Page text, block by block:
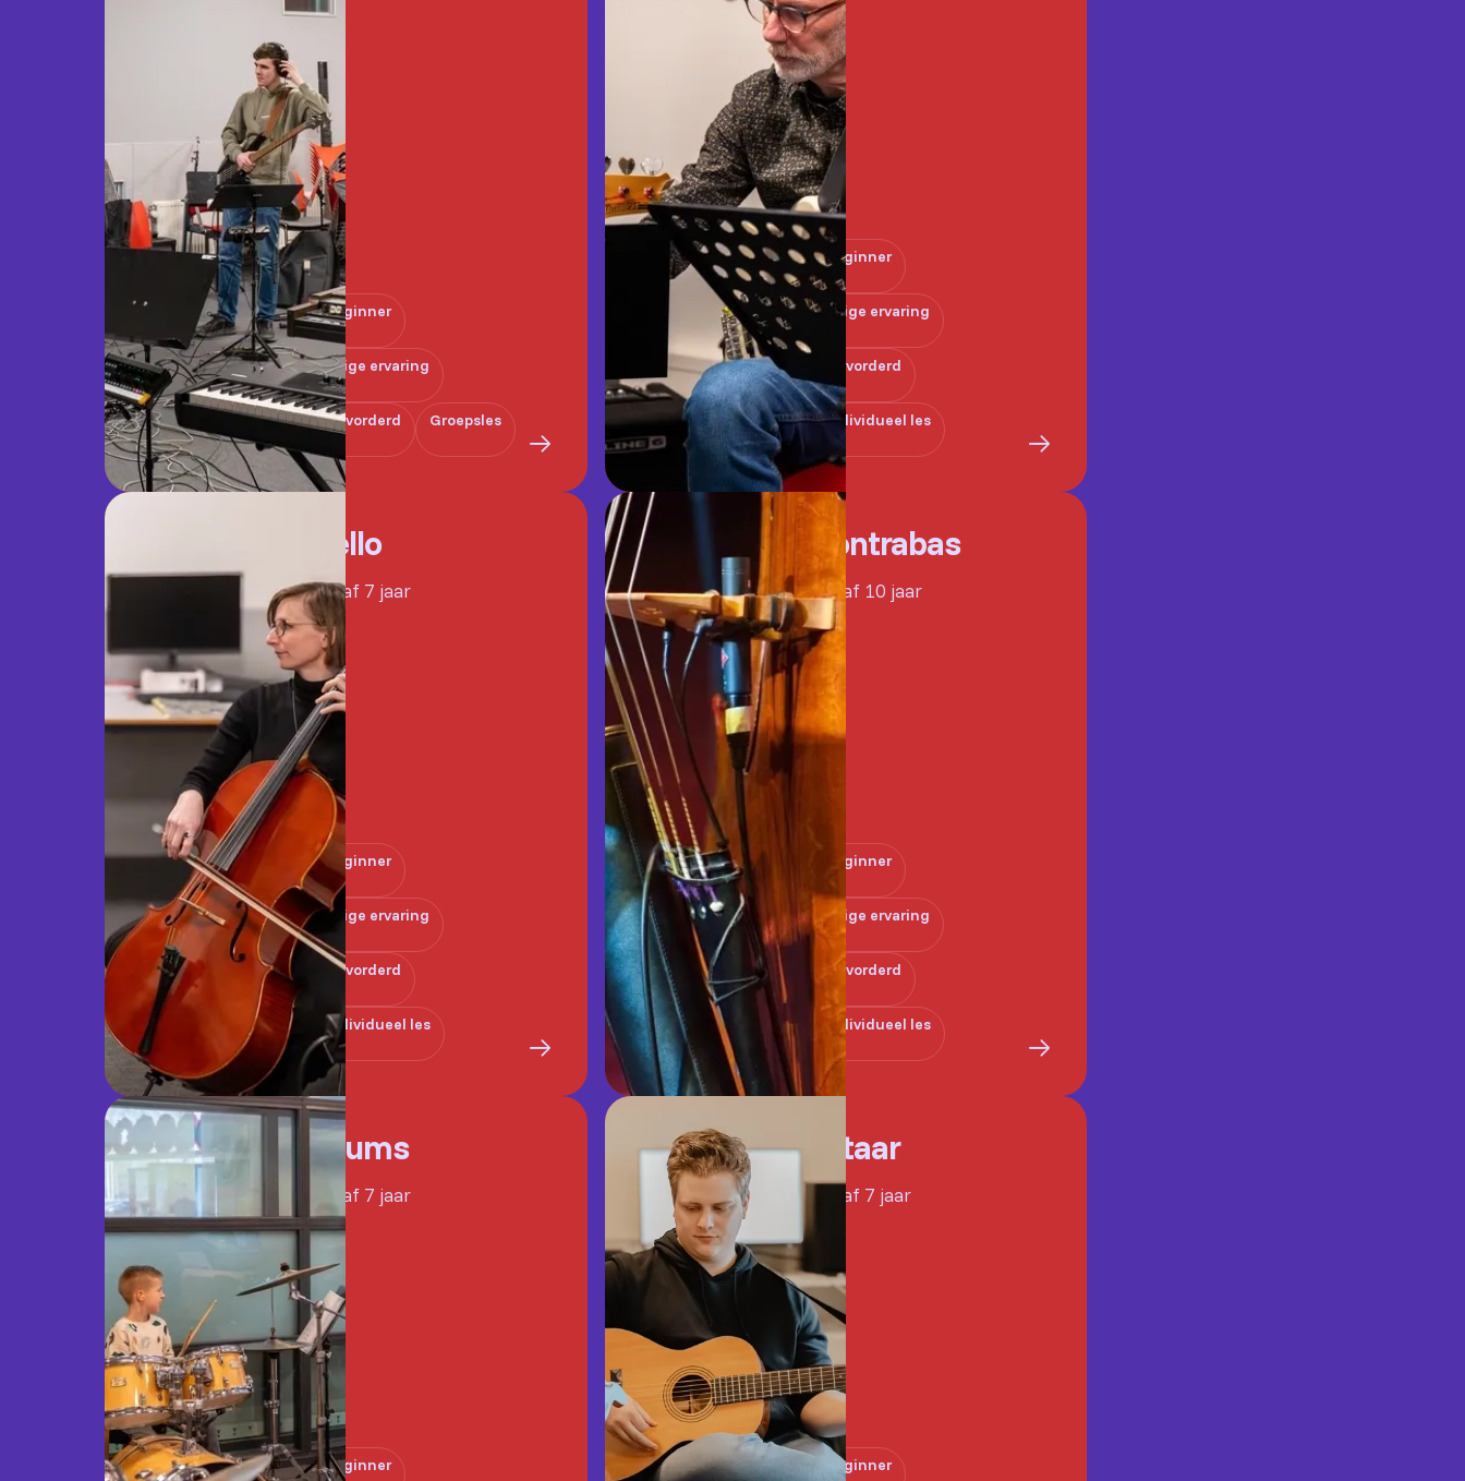
Beginner
Enige ervaring
Gevorderd Groepsles
Beginner
Enige ervaring
Gevorderd
Individueel les
Cello
Vanaf 7 jaar
Beginner
Enige ervaring
Gevorderd
Individueel les
Contrabas
Vanaf 10 jaar
Beginner
Enige ervaring
Gevorderd
Individueel les
Drums
Vanaf 7 jaar
Beginner
Gitaar
Vanaf 7 jaar
Beginner